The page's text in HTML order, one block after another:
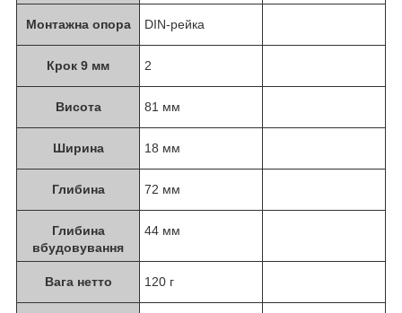
Монтажна опора DIN-рейка
Крок 9 мм 2
Висота 81 мм
Ширина 18 мм
Глибина 72 мм
Глибина
вбудовування
44 мм
Вага нетто 120 г